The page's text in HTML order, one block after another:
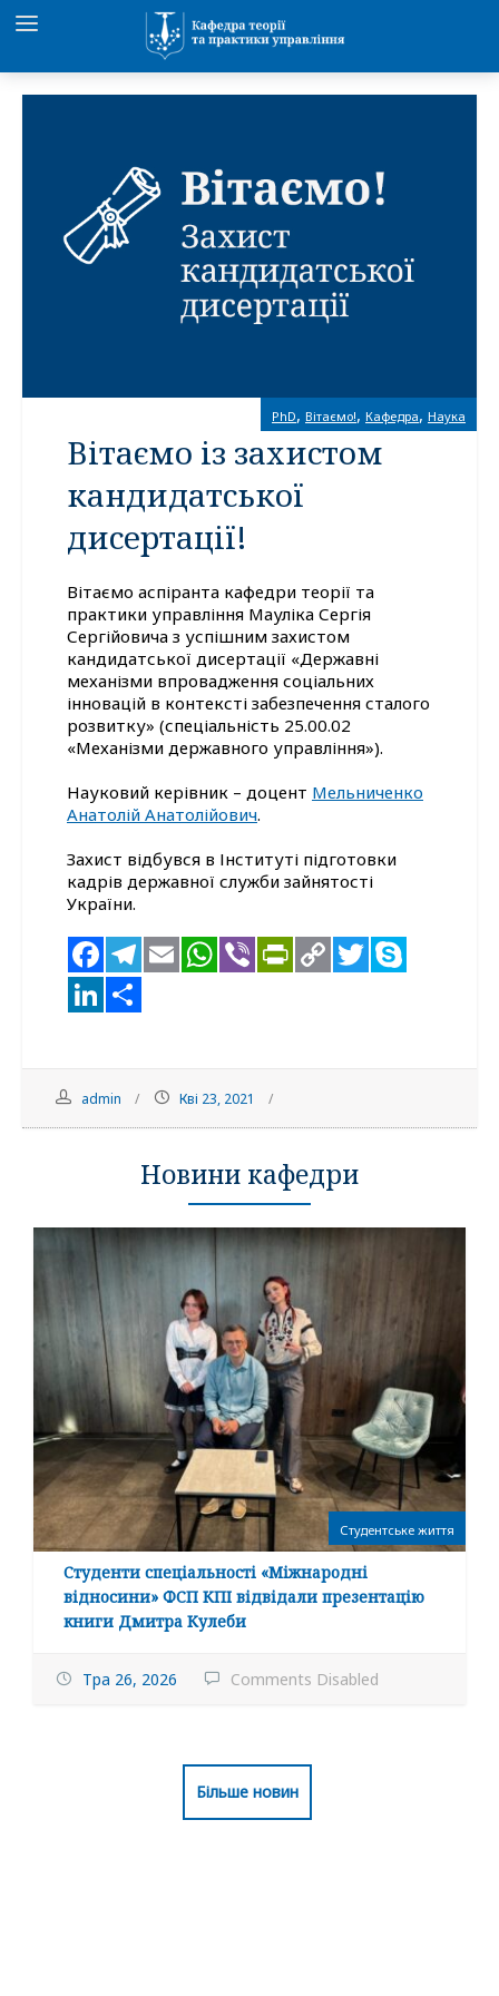
PhD, Вітаємо!, Кафедра, Наука
Вітаємо із захистом
кандидатської
дисертації!
Вітаємо аспіранта кафедри теорії та
практики управління Мауліка Сергія
Сергійовича з успішним захистом
кандидатської дисертації «Державні
механізми впровадження соціальних
інновацій в контексті забезпечення сталого
розвитку» (спеціальність 25.00.02
«Механізми державного управління»).
Науковий керівник – доцент Мельниченко
Анатолій Анатолійович.
Захист відбувся в Інституті підготовки
кадрів державної служби зайнятості
України.
Facebook
Telegram
Email
WhatsApp
ViberCopyTwitter
LinkedIn
admin Кві 23, 2021
Новини кафедри
Студентське життя
Студенти спеціальності «Міжнародні
відносини» ФСП КПІ відвідали презентацію
книги Дмитра Кулеби
Тра 26, 2026 Comments Disabled
Більше новин